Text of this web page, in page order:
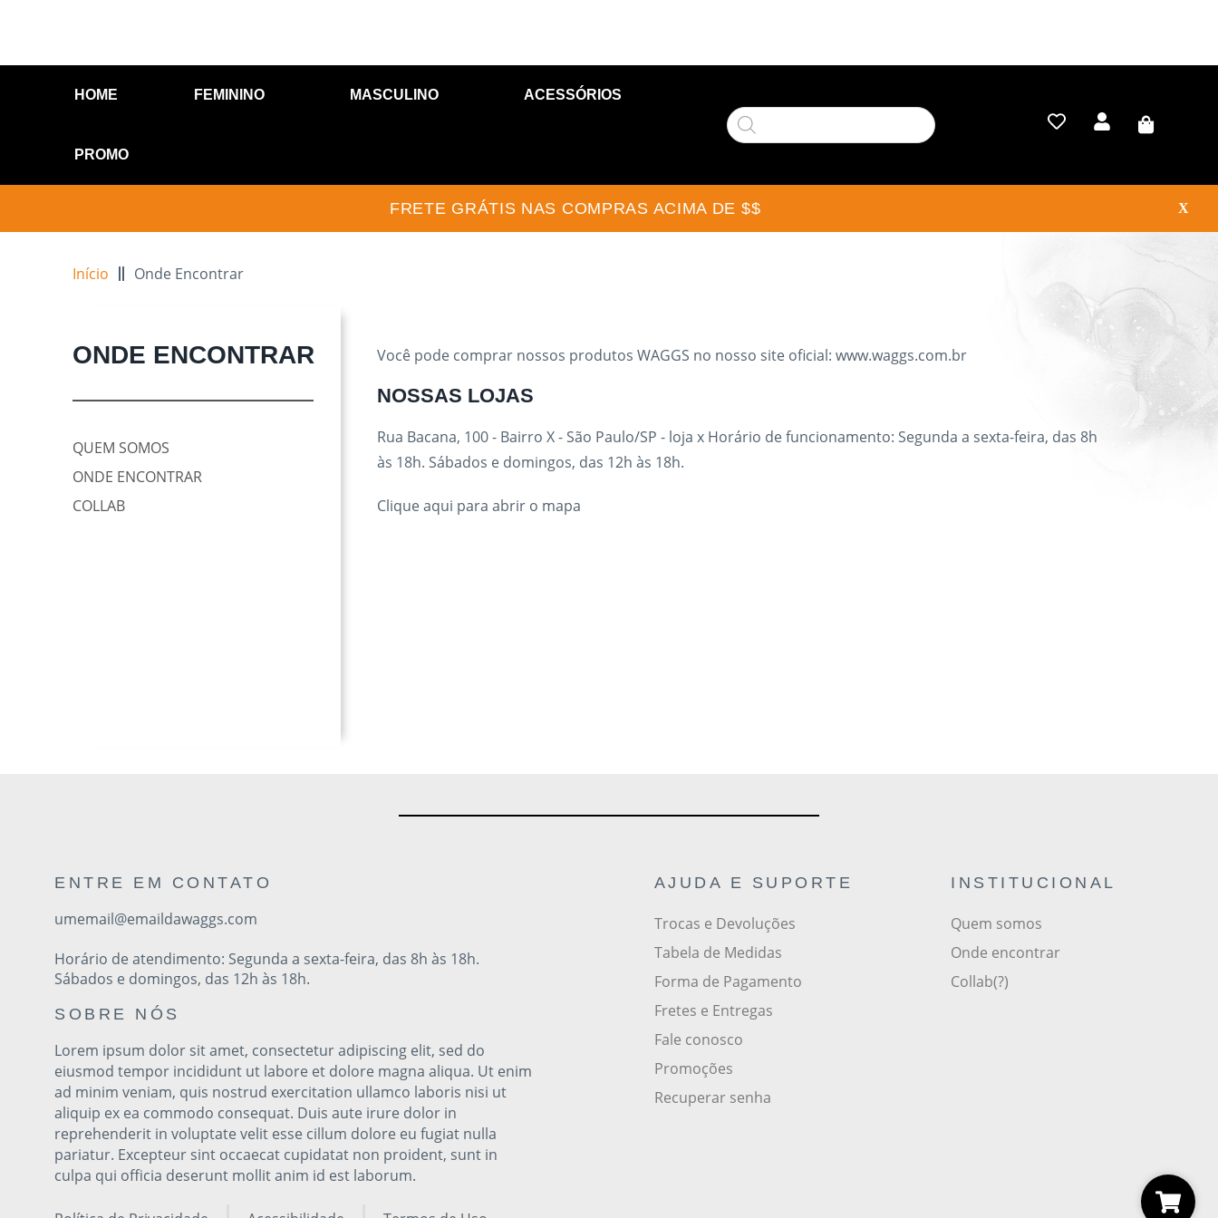
HOME FEMININO MASCULINO ACESSÓRIOS
PROMO
FRETE GRÁTIS NAS COMPRAS ACIMA DE $$ X
Início Onde Encontrar
ONDE ENCONTRAR
QUEM SOMOS
ONDE ENCONTRAR
COLLAB
Você pode comprar nossos produtos WAGGS no nosso site oficial: www.waggs.com.br
NOSSAS LOJAS
Rua Bacana, 100 - Bairro X - São Paulo/SP - loja x Horário de funcionamento: Segunda a sexta-feira, das 8h
às 18h. Sábados e domingos, das 12h às 18h.
Clique aqui para abrir o mapa
ENTRE EM CONTATO
umemail@emaildawaggs.com
Horário de atendimento: Segunda a sexta-feira, das 8h às 18h.
Sábados e domingos, das 12h às 18h.
SOBRE NÓS
Lorem ipsum dolor sit amet, consectetur adipiscing elit, sed do
eiusmod tempor incididunt ut labore et dolore magna aliqua. Ut enim
ad minim veniam, quis nostrud exercitation ullamco laboris nisi ut
aliquip ex ea commodo consequat. Duis aute irure dolor in
reprehenderit in voluptate velit esse cillum dolore eu fugiat nulla
pariatur. Excepteur sint occaecat cupidatat non proident, sunt in
culpa qui officia deserunt mollit anim id est laborum.
AJUDA E SUPORTE
Trocas e Devoluções
Tabela de Medidas
Forma de Pagamento
Fretes e Entregas
Fale conosco
Promoções
Recuperar senha
INSTITUCIONAL
Quem somos
Onde encontrar
Collab(?)